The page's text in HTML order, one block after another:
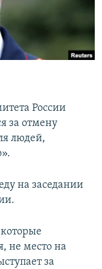
России
за отмену
людей,
на заседании
не место на
за